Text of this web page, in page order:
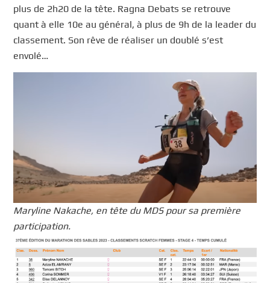
plus de 2h20 de la tête. Ragna Debats se retrouve
quant à elle 10e au général, à plus de 9h de la leader du
classement. Son rêve de réaliser un doublé s’est
envolé…
Maryline Nakache, en tête du MDS pour sa première
participation.